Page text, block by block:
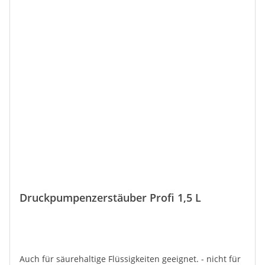
Druckpumpenzerstäuber Profi 1,5 L
Auch für säurehaltige Flüssigkeiten geeignet. - nicht für